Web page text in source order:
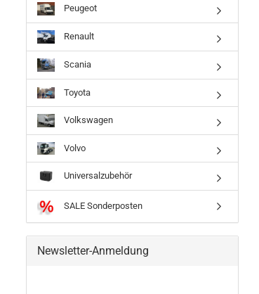
Peugeot
Renault
Scania
Toyota
Volkswagen
Volvo
Universalzubehör
SALE Sonderposten
Newsletter-Anmeldung